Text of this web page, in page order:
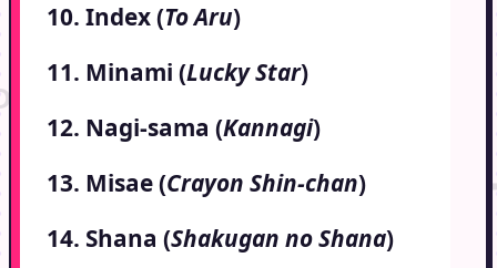
10. Index (To Aru)
11. Minami (Lucky Star)
12. Nagi-sama (Kannagi)
13. Misae (Crayon Shin-chan)
14. Shana (Shakugan no Shana)